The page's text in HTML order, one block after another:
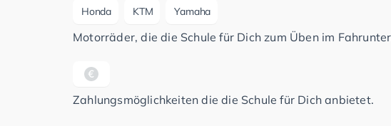
Honda KTM Yamaha
Motorräder, die die Schule für Dich zum Üben im
Zahlungsmöglichkeiten die die Schule für Dich anbietet.